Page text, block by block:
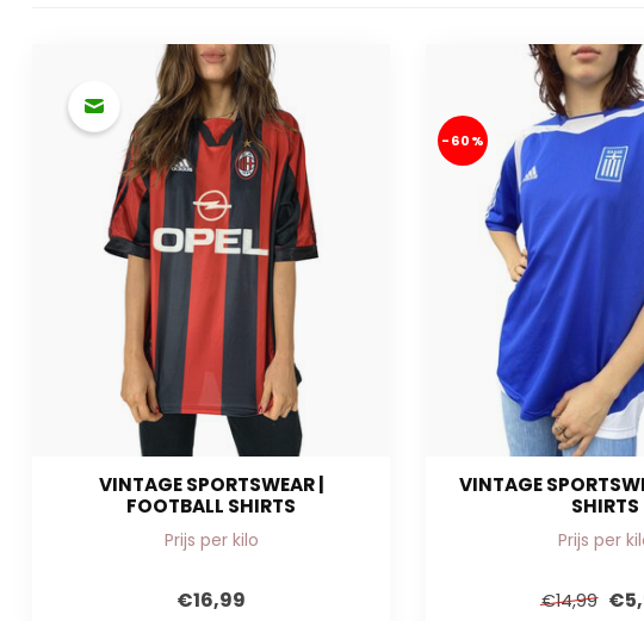
VINTAGE SPORTSWEAR |
FOOTBALL SHIRTS
Prijs per kilo
€16,99
-60%
VINTAGE
SHIRTS
Prijs per
€14,99